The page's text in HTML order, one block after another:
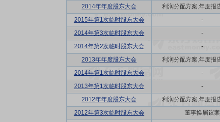
2014年年度股东大会
利润分配方案,年度报
2015年第1次临时股东大会
-
2014年第3次临时股东大会
-
2014年第2次临时股东大会
-
2013年年度股东大会
利润分配方案,年度报
2014年第1次临时股东大会
-
2013年第1次临时股东大会
-
2012年年度股东大会
利润分配方案,年度报
2012年第3次临时股东大会
董事换届议案